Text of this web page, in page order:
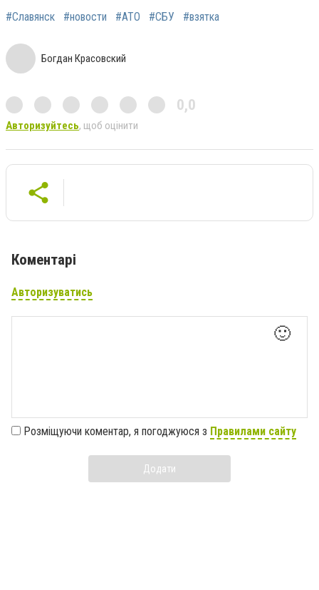
#Славянск #новости #АТО #СБУ #взятка
Богдан Красовский
0,0
Авторизуйтесь, щоб оцінити
Коментарі
Авторизуватись
🙂
Розміщуючи коментар, я погоджуюся з Правилами сайту
Додати